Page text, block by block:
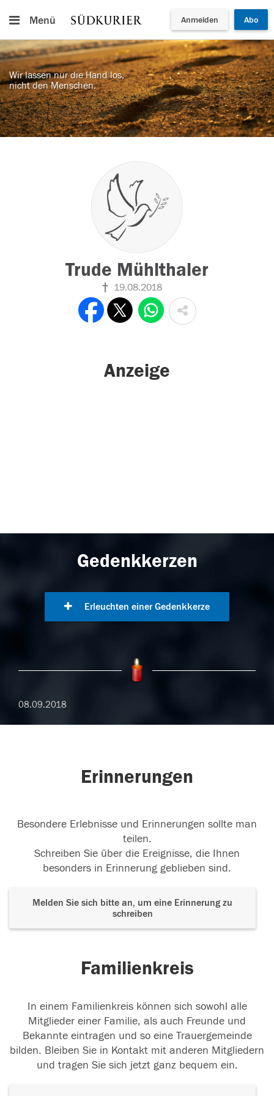
Menü Anmelden Abo
Wir lassen nur die Hand los,
nicht den Menschen.
Trude Mühlthaler
19.08.2018
Anzeige
Gedenkkerzen
Erleuchten einer Gedenkkerze
08.09.2018
Erinnerungen
Besondere Erlebnisse und Erinnerungen sollte man
teilen.
Schreiben Sie über die Ereignisse, die Ihnen
besonders in Erinnerung geblieben sind.
Melden Sie sich bitte an, um eine Erinnerung zu
schreiben
Familienkreis
In einem Familienkreis können sich sowohl alle
Mitglieder einer Familie, als auch Freunde und
Bekannte eintragen und so eine Trauergemeinde
bilden. Bleiben Sie in Kontakt mit anderen Mitgliedern
und tragen Sie sich jetzt ganz bequem ein.